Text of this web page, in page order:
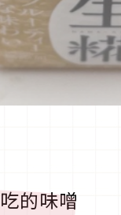
的味噌